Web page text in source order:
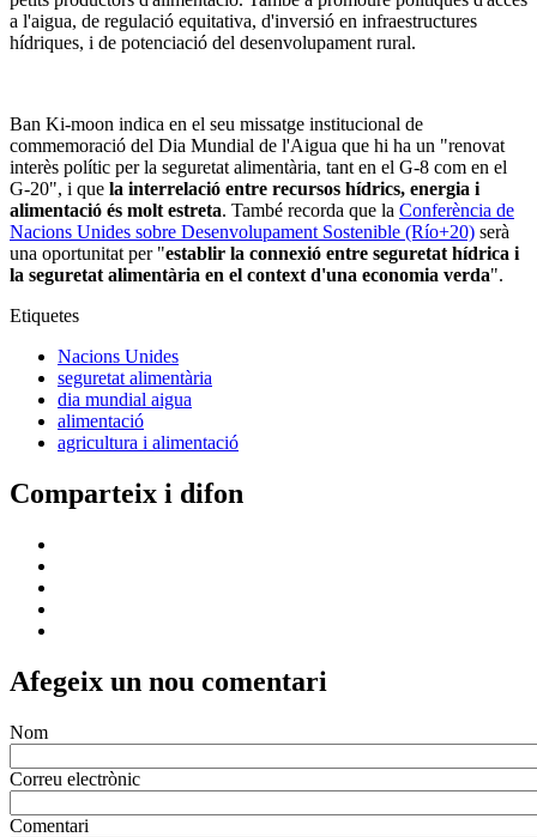
a l'aigua, de regulació equitativa, d'inversió en infraestructures
hídriques, i de potenciació del desenvolupament rural.
Ban Ki-moon indica en el seu missatge institucional de
commemoració del Dia Mundial de l'Aigua que hi ha un "renovat
interès polític per la seguretat alimentària, tant en el G-8 com en el
G-20", i que la interrelació entre recursos hídrics, energia i
alimentació és molt estreta. També recorda que la Conferència de
Nacions Unides sobre Desenvolupament Sostenible (Río+20) serà
una oportunitat per "establir la connexió entre seguretat hídrica i
la seguretat alimentària en el context d'una economia verda".
Etiquetes
Nacions Unides
seguretat alimentària
dia mundial aigua
alimentació
agricultura i alimentació
Comparteix i difon
Afegeix un nou comentari
Nom
Correu electrònic
Comentari